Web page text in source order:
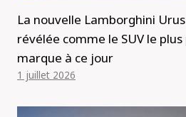
La nouvelle Lamborghini
révélée comme le SUV le
marque à ce jour
1 juillet 2026